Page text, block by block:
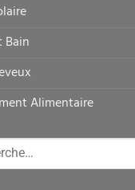
Bain
Alimentaire